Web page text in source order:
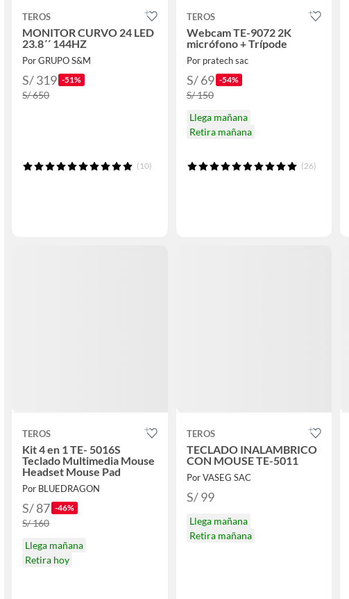
TEROS
MONITOR CURVO 24 LED
23.8´´ 144HZ
Por GRUPO S&M
S/ 319 -51%
S/ 650
(10)
TEROS
Webcam TE-9072 2K
micrófono + Trípode
Por pratech sac
S/ 69 -54%
S/ 150
Llega mañana
Retira mañana
(26)
TEROS
Kit 4 en 1 TE- 5016S
Teclado Multimedia Mouse
Headset Mouse Pad
Por BLUEDRAGON
S/ 87 -46%
S/ 160
Llega mañana
Retira hoy
TEROS
TECLADO INALAMBRICO
CON MOUSE TE-5011
Por VASEG SAC
S/ 99
Llega mañana
Retira mañana